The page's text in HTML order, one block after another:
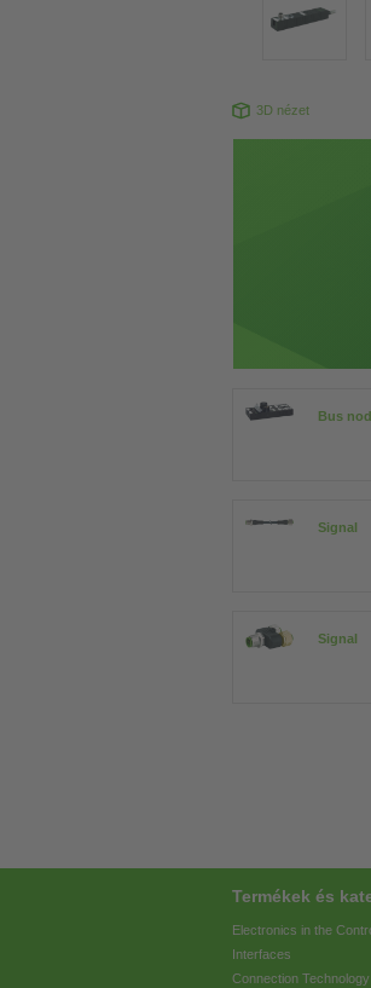
3D nézet
Bus
Signal
Signal
Termékek és
Electronics in the
Interfaces
Connection Technology